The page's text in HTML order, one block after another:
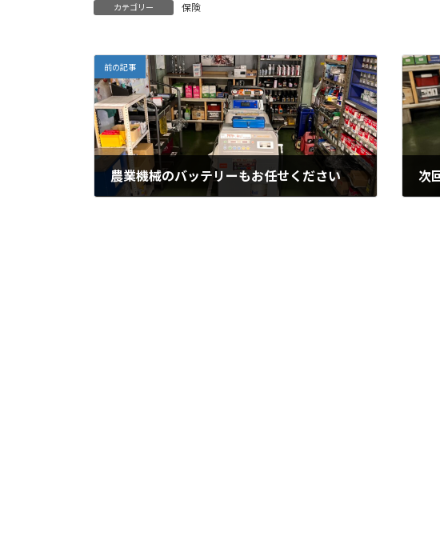
カテゴリー 保険
前の記事
農業機械のバッテリーもお任せください